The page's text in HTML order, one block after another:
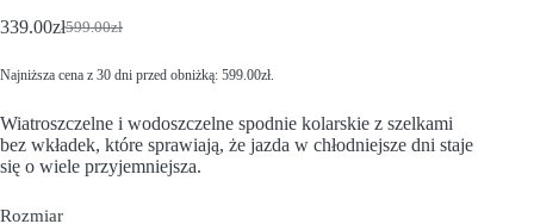
599.00zł
339.00zł
Najniższa cena z 30 dni przed obniżką: 599.00zł.
Wiatroszczelne i wodoszczelne spodnie kolarskie z szelkami
bez wkładek, które sprawiają, że jazda w chłodniejsze dni staje
się o wiele przyjemniejsza.
Rozmiar